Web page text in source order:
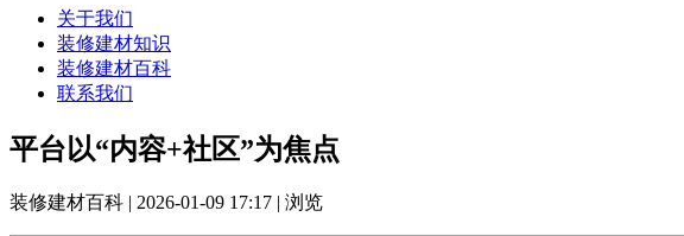
关于我们
装修建材知识
装修建材百科
联系我们
平台以“内容+社区”为焦点
装修建材百科 | 2026-01-09 17:17 | 浏览